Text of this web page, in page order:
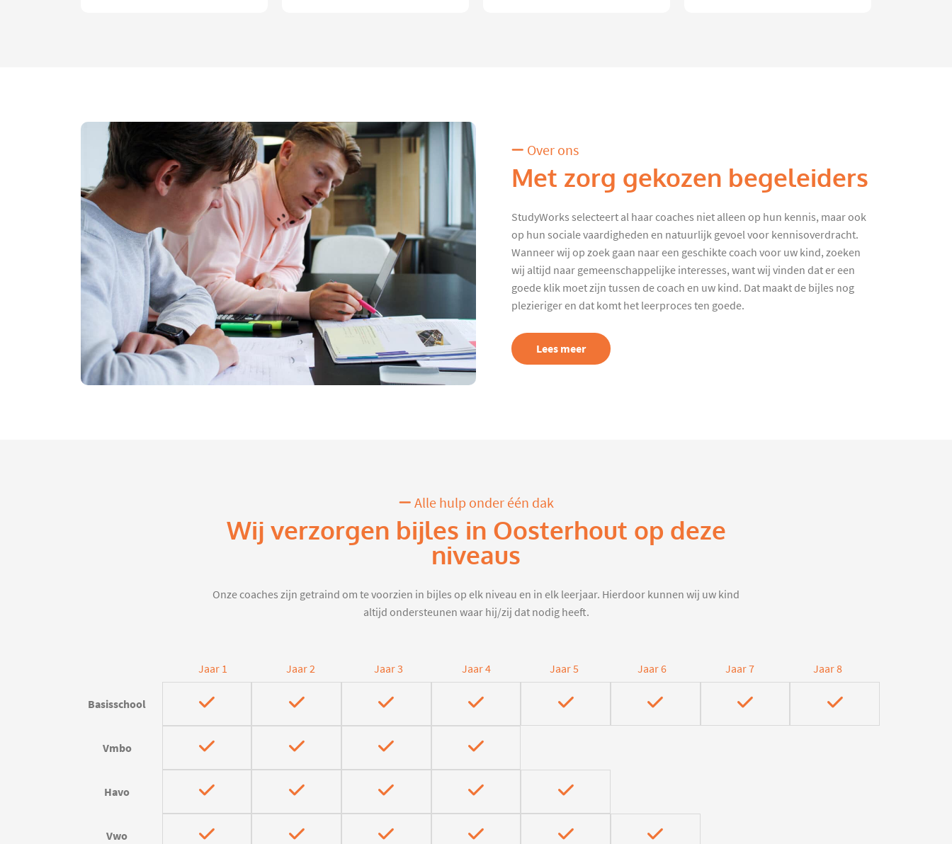
Over ons
Met zorg gekozen begeleiders
StudyWorks selecteert al haar coaches niet alleen op hun kennis, maar ook
op hun sociale vaardigheden en natuurlijk gevoel voor kennisoverdracht.
Wanneer wij op zoek gaan naar een geschikte coach voor uw kind, zoeken
wij altijd naar gemeenschappelijke interesses, want wij vinden dat er een
goede klik moet zijn tussen de coach en uw kind. Dat maakt de bijles nog
plezieriger en dat komt het leerproces ten goede.
Lees meer
Alle hulp onder één dak
Wij verzorgen bijles in Oosterhout op deze
niveaus
Onze coaches zijn getraind om te voorzien in bijles op elk niveau en in elk leerjaar. Hierdoor kunnen wij uw kind
altijd ondersteunen waar hij/zij dat nodig heeft.
Jaar 1 Jaar 2 Jaar 3 Jaar 4 Jaar 5 Jaar 6 Jaar 7 Jaar 8
Basisschool
Vmbo
Havo
Vwo